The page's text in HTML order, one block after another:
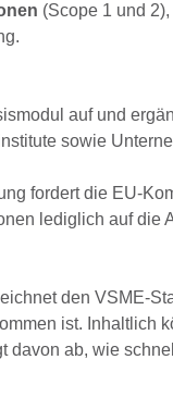
(Scope 1 und
auf und
sowie
fordert die EU-
lediglich auf die
den VSME-
ist. Inhaltlich
davon ab, wie